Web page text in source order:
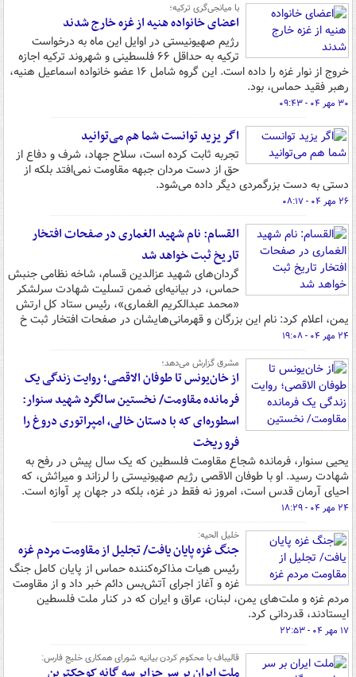
با میانجی‌گری ترکیه؛
اعضای خانواده هنیه از غزه خارج شدند
رژیم صهیونیستی در اوایل این ماه به درخواست
ترکیه به حداقل ۶۶ فلسطینی و شهروند ترکیه اجازه
خروج از نوار غزه را داده است. این گروه شامل ۱۶ عضو خانواده اسماعیل هنیه،
رهبر فقید حماس، بود.
۳۰ مهر ۰۴ - ۰۹:۴۳
اگر یزید توانست شما هم می‌توانید
تجربه ثابت کرده است، سلاح جهاد، شرف و دفاع از
حق از دست مردان جبهه مقاومت نمی‌افتد بلکه از
دستی به دست بزرگمردی دیگر داده می‌شود.
۲۶ مهر ۰۴ - ۰۸:۱۷
القسام: نام شهید الغماری در صفحات افتخار
تاریخ ثبت خواهد شد
گردان‌های شهید عزالدین قسام، شاخه نظامی جنبش
حماس، در بیانیه‌ای ضمن تسلیت شهادت سرلشکر
«محمد عبدالکریم الغماری»، رئیس ستاد کل ارتش
یمن، اعلام کرد: نام این بزرگان و قهرمانی‌هایشان در صفحات افتخار ثبت خ
۲۴ مهر ۰۴ - ۱۹:۰۸
مشرق گزارش‌ می‌دهد؛
از خان‌یونس تا طوفان الاقصی؛ روایت زندگی یک
فرمانده مقاومت/ نخستین سالگرد شهید سنوار:
اسطوره‌ای که با دستان خالی، امپراتوری دروغ را
فرو ریخت
یحیی سنوار، فرمانده شجاع مقاومت فلسطین که یک سال پیش در رفح به
شهادت رسید. او با طوفان الاقصی رژیم صهیونیستی را لرزاند و میراثش، که
احیای آرمان قدس است، امروز نه فقط در غزه، بلکه در جهان پر آوازه است.
۲۴ مهر ۰۴ - ۱۸:۲۹
خلیل الحیه:
جنگ غزه پایان یافت/ تجلیل از مقاومت مردم غزه
رئیس هیات مذاکره‌کننده حماس از پایان کامل جنگ
غزه و آغاز اجرای آتش‌بس دائم خبر داد و از مقاومت
مردم غزه و ملت‌های یمن، لبنان، عراق و ایران که در کنار ملت فلسطین
ایستادند، قدردانی کرد.
۱۷ مهر ۰۴ - ۲۲:۵۳
قالیباف با محکوم کردن بیانیه شورای همکاری خلیج فارس: